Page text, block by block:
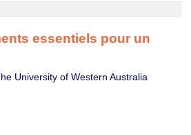
essentiels pour un
University of Western Australia